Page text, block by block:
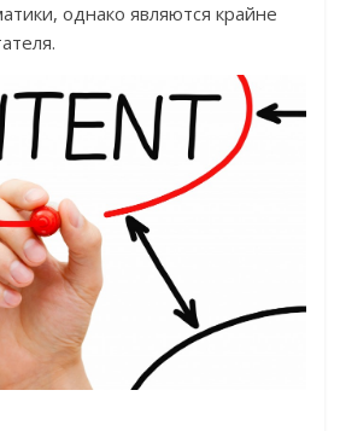
однако являются крайне